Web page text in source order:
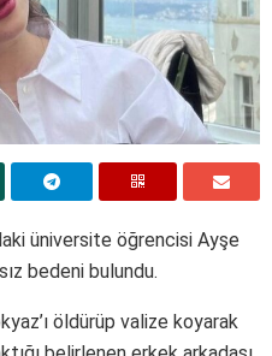
üniversite öğrencisi Ayşe
bedeni bulundu.
öldürüp valize koyarak